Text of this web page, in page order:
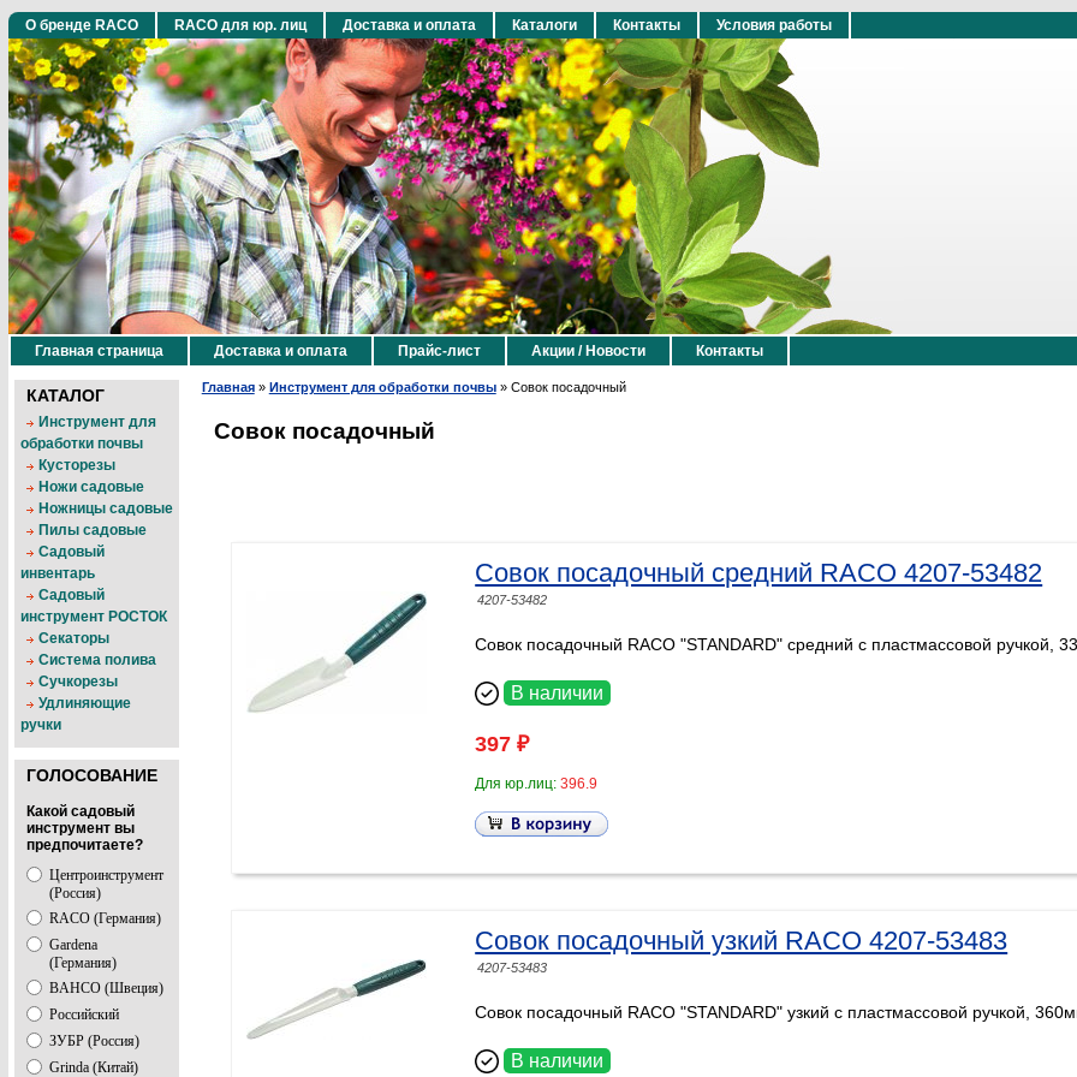
О бренде RACO RACO для юр. лиц Доставка и оплата Каталоги Контакты Условия работы
Главная страница Доставка и оплата Прайс-лист Акции / Новости Контакты
КАТАЛОГ
Инструмент для
обработки почвы
Кусторезы
Ножи садовые
Ножницы садовые
Пилы садовые
Садовый
инвентарь
Садовый
инструмент РОСТОК
Секаторы
Система полива
Сучкорезы
Удлиняющие
ручки
ГОЛОСОВАНИЕ
Какой садовый
инструмент вы
предпочитаете?
Центроинструмент
(Россия)
RACO (Германия)
Gardena
(Германия)
BAHCO (Швеция)
Российский
ЗУБР (Россия)
Grinda (Китай)
Главная » Инструмент для обработки почвы » Совок посадочный
Совок посадочный
Совок посадочный средний RACO 4207-53482
4207-53482
Совок посадочный RACO "STANDARD" средний с пластмассовой ручкой,
В наличии
397 ₽
Для юр.лиц:396.9
Совок посадочный узкий RACO 4207-53483
4207-53483
Совок посадочный RACO "STANDARD" узкий с пластмассовой ручкой,
В наличии